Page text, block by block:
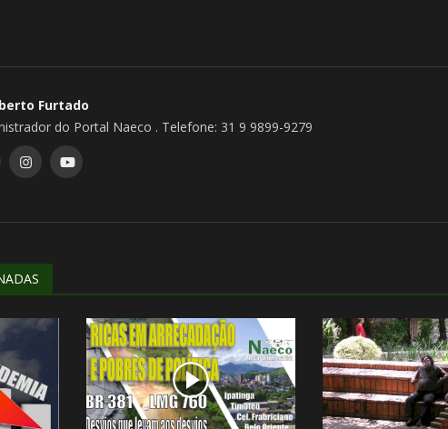
Furtado
do Portal Naeco . Telefone: 31 9 9899-9279